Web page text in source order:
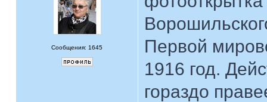
Сообщения: 1645
Первой
1916 год.
гораздо